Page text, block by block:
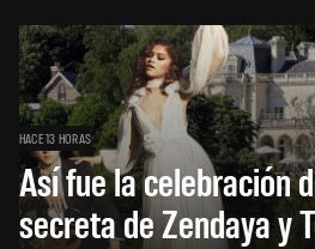
HACE 13 HORAS
Así fue la celebración
secreta de Zendaya y